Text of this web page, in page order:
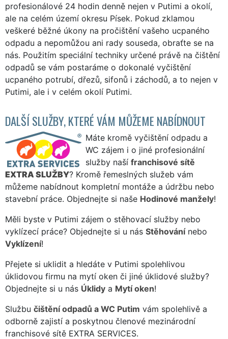
profesionálové 24 hodin denně nejen v Putimi a okolí,
ale na celém území okresu Písek. Pokud zklamou
veškeré běžné úkony na pročištění vašeho ucpaného
odpadu a nepomůžou ani rady souseda, obraťte se na
nás. Použitím speciální techniky určené právě na čištění
odpadů se vám postaráme o dokonalé vyčištění
ucpaného potrubí, dřezů, sifonů i záchodů, a to nejen v
Putimi, ale i v celém okolí Putimi.
DALŠÍ SLUŽBY, KTERÉ VÁM MŮŽEME NABÍDNOUT
Máte kromě vyčištění odpadu a
WC zájem i o jiné profesionální
služby naší franchisové sítě
EXTRA SLUŽBY? Kromě řemeslných služeb vám
můžeme nabídnout kompletní montáže a údržbu nebo
stavební práce. Objednejte si naše Hodinové manžely!
Měli byste v Putimi zájem o stěhovací služby nebo
vyklízecí práce? Objednejte si u nás Stěhovánínebo
Vyklízení!
Přejete si uklidit a hledáte v Putimi spolehlivou
úklidovou firmu na mytí oken či jiné úklidové služby?
Objednejte si u nás Úklidy a Mytí oken!
Službu čištění odpadů a WC Putim vám spolehlivě a
odborně zajistí a poskytnou členové mezinárodní
franchisové sítě EXTRA SERVICES.